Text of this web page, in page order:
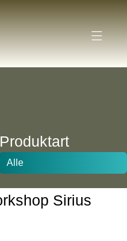
Produktart